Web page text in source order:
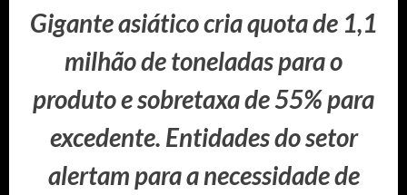
Gigante asiático cria quota de 1,1
milhão de toneladas para o
produto e sobretaxa de 55% para
excedente. Entidades do setor
alertam para a necessidade de